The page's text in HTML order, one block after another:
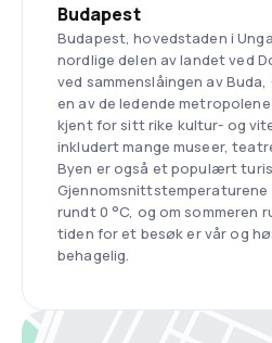
Budapest
Budapest, hovedstaden i
nordlige delen av landet ved
ved sammenslåingen av
en av de ledende
kjent for sitt rike kultur- og
inkludert mange museer,
Byen er også et populært
Gjennomsnittstemperaturene
rundt 0 °C, og om sommeren
tiden for et besøk er vår og
behagelig.